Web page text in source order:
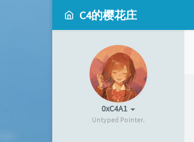
C4的樱花庄
0xC4A1
Untyped Pointer.